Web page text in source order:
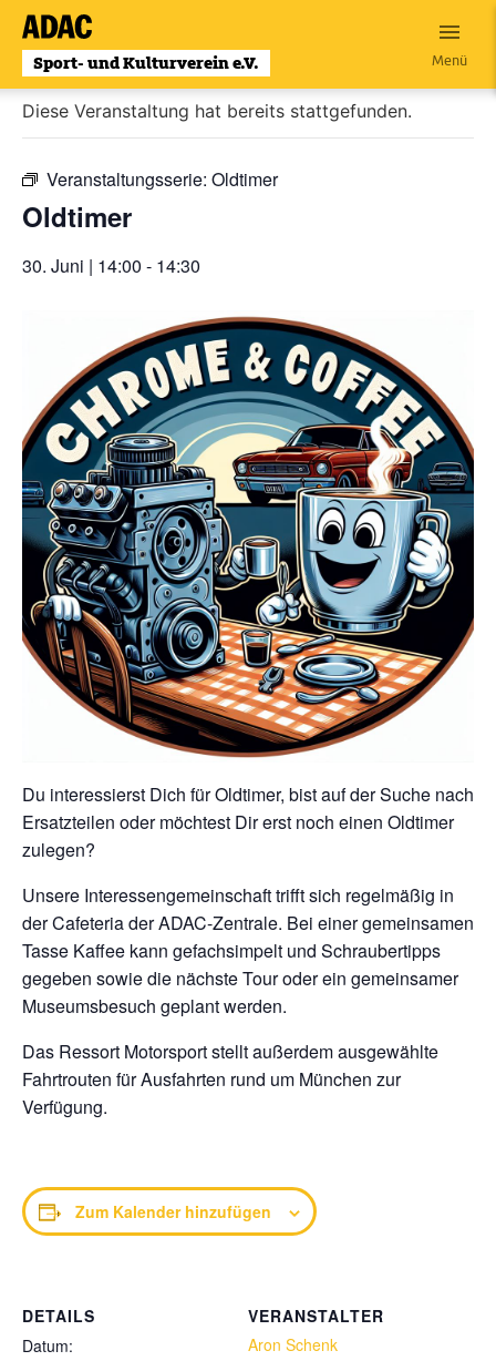
Zum
Inhalt
wechseln
Menü
« Alle Veranstaltungen
Diese Veranstaltung hat bereits stattgefunden.
Veranstaltungsserie: Oldtimer
Oldtimer
30. Juni | 14:00 - 14:30
Du interessierst Dich für Oldtimer, bist auf der Suche nach
Ersatzteilen oder möchtest Dir erst noch einen Oldtimer
zulegen?
Unsere Interessengemeinschaft trifft sich regelmäßig in
der Cafeteria der ADAC-Zentrale. Bei einer gemeinsamen
Tasse Kaffee kann gefachsimpelt und Schraubertipps
gegeben sowie die nächste Tour oder ein gemeinsamer
Museumsbesuch geplant werden.
Das Ressort Motorsport stellt außerdem ausgewählte
Fahrtrouten für Ausfahrten rund um München zur
Verfügung.
Zum Kalender hinzufügen
DETAILS
Datum:
VERANSTALTER
Aron Schenk